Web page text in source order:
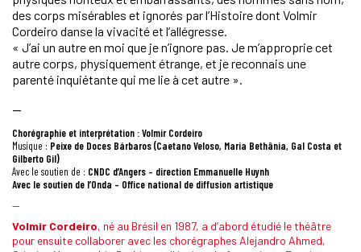
des corps misérables et ignorés par l’Histoire dont Volmir
Cordeiro danse la vivacité et l’allégresse.
« J’ai un autre en moi que je n’ignore pas. Je m’approprie cet
autre corps, physiquement étrange, et je reconnais une
parenté inquiétante qui me lie à cet autre ».
—
Chorégraphie et interprétation : Volmir Cordeiro
Musique : Peixe de Doces Bárbaros (Caetano Veloso, Maria Bethânia, Gal Costa et
Gilberto Gil)
Avec le soutien de : CNDC d’Angers – direction Emmanuelle Huynh
Avec le soutien de l’Onda – Office national de diffusion artistique
—
Volmir Cordeiro, né au Brésil en 1987, a d’abord étudié le théâtre
pour ensuite collaborer avec les chorégraphes Alejandro Ahmed,